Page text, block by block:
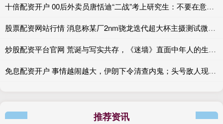
十倍配资开户 00后外卖员唐恬迪“二战”考上研究生：不要在意自己的起点｜人间事儿
股票配资网站行情 消息称某厂2nm骁龙迭代超大杯主摄测试微云台
炒股配资平台官网 荒诞与写实共存，《迷墙》直面中年人的生活困顿
免息配资开户 事情越闹越大，伊朗下令清查内鬼；头号敌人现身，摩萨德局长发声
推荐资讯